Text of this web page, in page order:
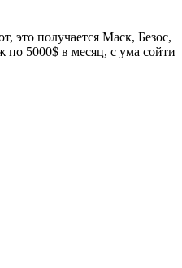
это получается Маск, Безос,
по 5000$ в месяц, с ума сойти